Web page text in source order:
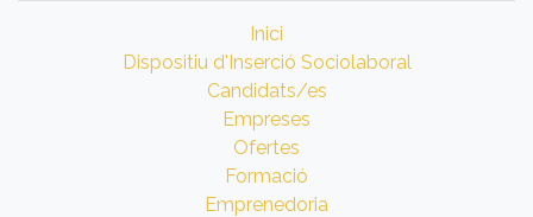
Inici
Dispositiu d'Inserció Sociolaboral
Candidats/es
Empreses
Ofertes
Formació
Emprenedoria